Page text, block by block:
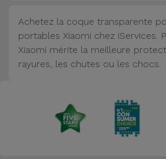
Portefeuilles,
Étuis et Sacs
Traceurs et
Achetez la coque transparente
portables Xiaomi chez iServices.
Xiaomi mérite la meilleure
rayures, les chutes ou les chocs.